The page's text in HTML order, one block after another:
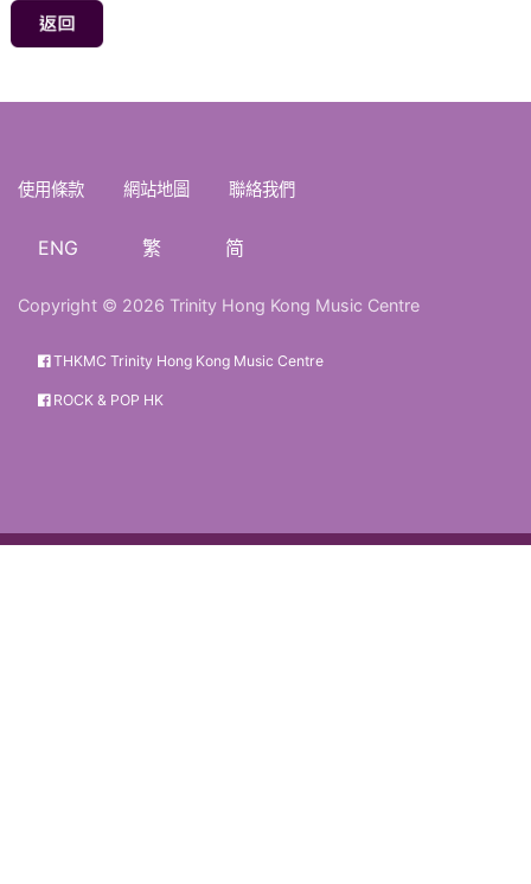
使用條款 網站地圖 聯絡我們
ENG 繁 简
Copyright © 2026 Trinity Hong Kong Music Centre
THKMC Trinity Hong Kong Music Centre
ROCK & POP HK